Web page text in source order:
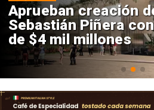
Aprueban creación
Sebastián Piñera
de $4 mil millones